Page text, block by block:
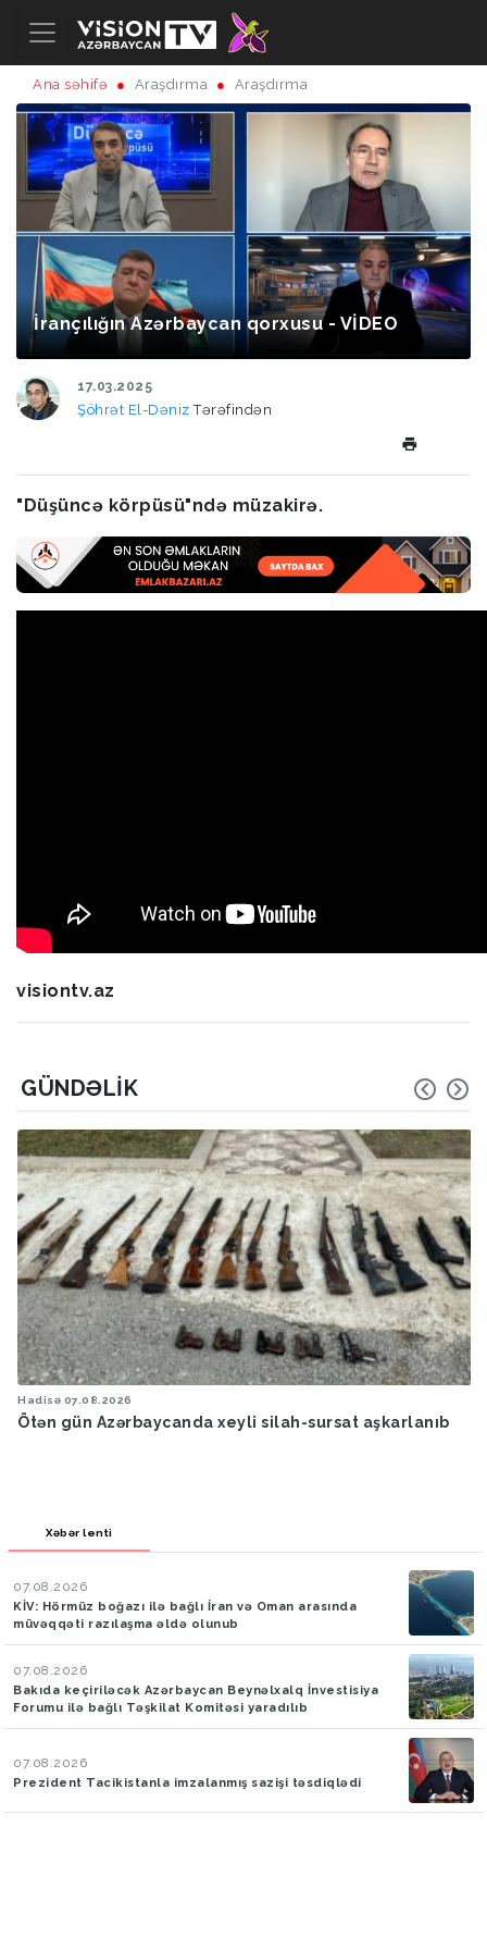
Ana səhifə Araşdırma Araşdırma
İrançılığın Azərbaycan qorxusu - VİDEO
17.03.2025
Şöhrət El-DənizTərəfindən
"Düşüncə körpüsü"ndə müzakirə.
visiontv.az
GÜNDƏLIK
Hadisə 07.08.2026
Ötən gün Azərbaycanda xeyli silah-sursat aşkarlanıb
Xəbər lenti
07.08.2026
KİV: Hörmüz boğazı ilə bağlı İran və Oman arasında
müvəqqəti razılaşma əldə olunub
07.08.2026
Bakıda keçiriləcək Azərbaycan Beynəlxalq İnvestisiya
Forumu ilə bağlı Təşkilat Komitəsi yaradılıb
07.08.2026
Prezident Tacikistanla imzalanmış sazişi təsdiqlədi